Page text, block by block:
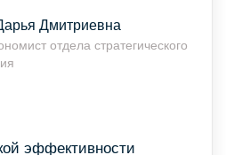
Дмитриевна
отдела стратегического
эффективности